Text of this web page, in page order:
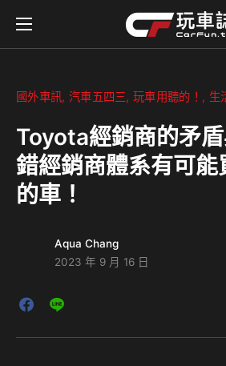
國外車訊 汽車五四三 玩車用聽的！ 生
Toyota經銷商的矛
錯經銷商體系有可能
的車！
Aqua Chang
2023 年 9 月 16 日